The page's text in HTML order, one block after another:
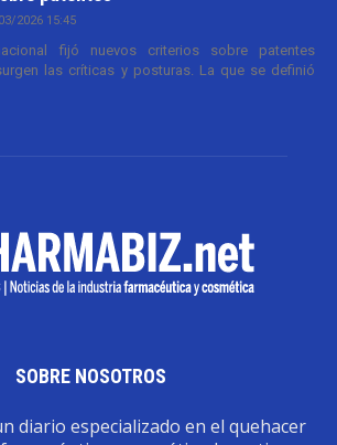
2026 15:45
fijó nuevos criterios sobre patentes
las críticas y posturas. La que se definió
SOBRE NOSOTROS
diario especializado en el quehacer